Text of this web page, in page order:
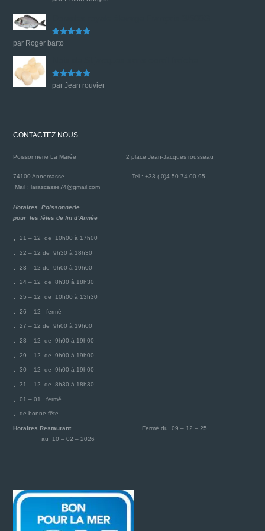
sur 5
Note
par Roger barto
Note5sur
5
par Jean rouvier
CONTACTEZ NOUS
Poissonnerie La Marée2 place Jean-Jacques rousseau
74100 AnnemasseTel : +33 ( 0)4 50 74 00 95
Mail : larascasse74@gmail.com
Horaires Poissonnerie
pour les fêtes de fin d’Année
21 – 12 de 10h00 à 17h00
22 – 12 de 9h30 à 18h30
23 – 12 de 9h00 à 19h00
24 – 12 de 8h30 à 18h30
25 – 12 de 10h00 à 13h30
26 – 12 fermé
27 – 12 de 9h00 à 19h00
28 – 12 de 9h00 à 19h00
29 – 12 de 9h00 à 19h00
30 – 12 de 9h00 à 19h00
31 – 12 de 8h30 à 18h30
01 – 01 fermé
de bonne fête
Horaires Restaurant Fermé du 09 – 12 – 25
au 10 – 02 – 2026